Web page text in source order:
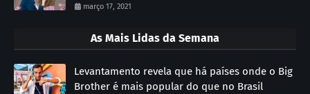
março 17, 2021
As Mais Lidas da Semana
Levantamento revela que há países onde o Big
Brother é mais popular do que no Brasil